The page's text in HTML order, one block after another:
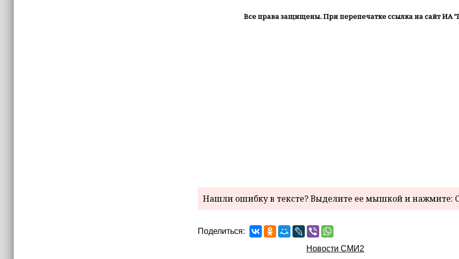
Все права защищены. При перепечатке ссылка на сайт ИА
Нашли ошибку в тексте? Выделите ее мышкой и нажмите:
Поделиться:
Новости СМИ2